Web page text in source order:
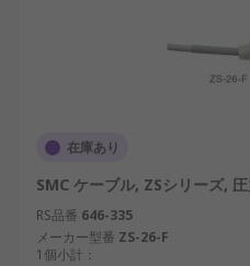
在庫あり
SMC ケーブル, ZSシリーズ,
RS品番 646-335
メーカー型番 ZS-26-F
1個小計：